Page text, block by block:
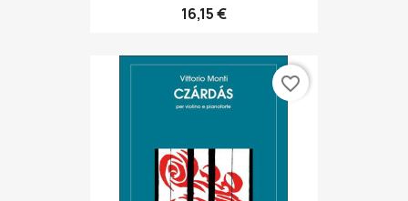
16,15 €
favorite_border